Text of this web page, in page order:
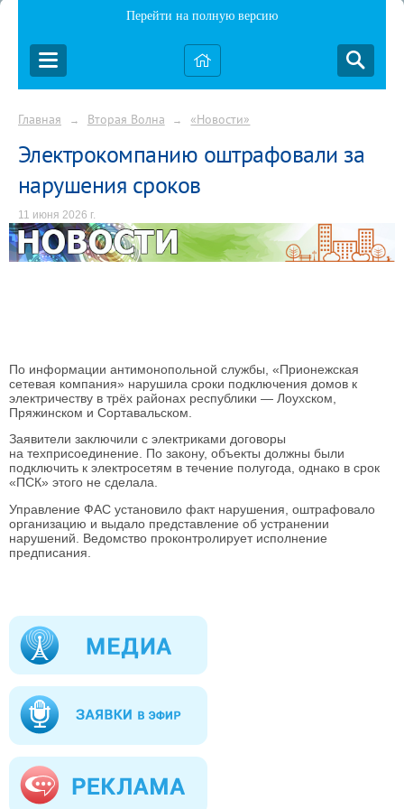
Перейти на полную версию
Главная → Вторая Волна → «Новости»
Электрокомпанию оштрафовали за
нарушения сроков
11 июня 2026 г.
По информации антимонопольной службы, «Прионежская
сетевая компания» нарушила сроки подключения домов к
электричеству в трёх районах республики — Лоухском,
Пряжинском и Сортавальском.
Заявители заключили с электриками договоры
на техприсоединение. По закону, объекты должны были
подключить к электросетям в течение полугода, однако в срок
«ПСК» этого не сделала.
Управление ФАС установило факт нарушения, оштрафовало
организацию и выдало представление об устранении
нарушений. Ведомство проконтролирует исполнение
предписания.